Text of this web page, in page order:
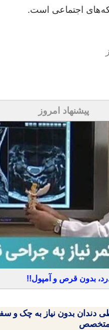
اجتماعی است.
پیشنهاد امروز
بدون قرص و آمپول!!
دندان بدون نیاز به چک و
متخصص